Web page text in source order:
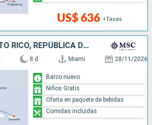
US$ 636 +Tasas
BAHAMAS, PUERTO RICO, REPÚBLICA DOMINICANA, ESTADOS UNIDOS
8 d Miami 28/11/2026
Barco nuevo
Niños Gratis
Oferta en paquete de bebidas
Comidas incluidas